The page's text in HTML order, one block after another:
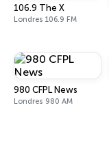
106.9 The X
Londres 106.9 FM
980 CFPL News
Londres 980 AM